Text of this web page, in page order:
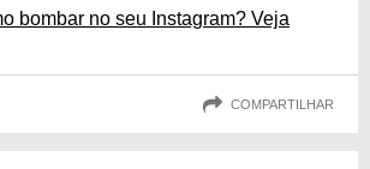
bombar no seu Instagram? Veja
COMPARTILHAR